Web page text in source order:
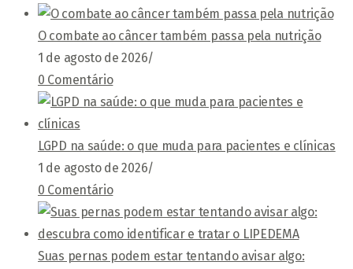
O combate ao câncer também passa pela nutrição
1 de agosto de 2026/
0 Comentário
LGPD na saúde: o que muda para pacientes e clínicas
1 de agosto de 2026/
0 Comentário
Suas pernas podem estar tentando avisar algo: